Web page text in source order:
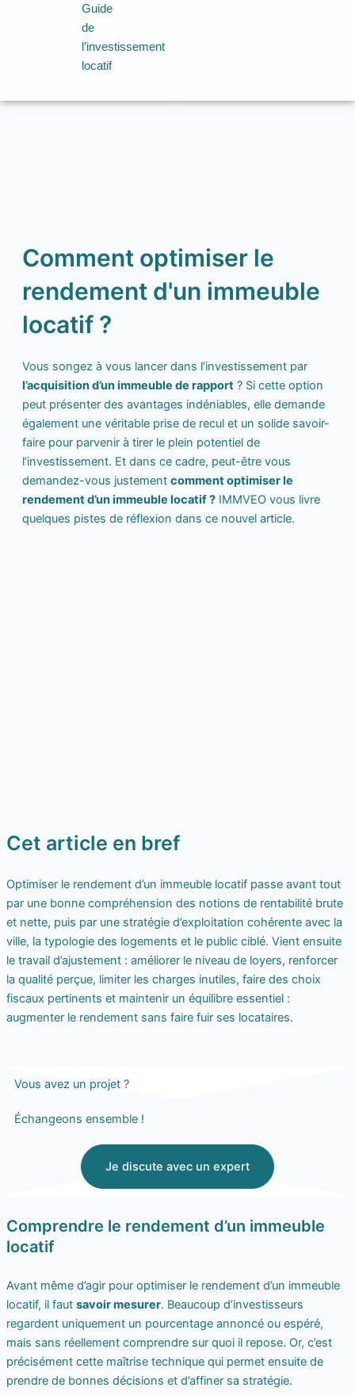
Guide
de
l’investissement
locatif
Comment optimiser le
rendement d'un immeuble
locatif ?
Vous songez à vous lancer dans l’investissement par
l’acquisition d’un immeuble de rapport? Si cette option
peut présenter des avantages indéniables, elle demande
également une véritable prise de recul et un solide savoir-
faire pour parvenir à tirer le plein potentiel de
l’investissement. Et dans ce cadre, peut-être vous
demandez-vous justement comment optimiser le
rendement d’un immeuble locatif ?IMMVEO vous livre
quelques pistes de réflexion dans ce nouvel article.
Cet article en bref
Optimiser le rendement d’un immeuble locatif passe avant tout
par une bonne compréhension des notions de rentabilité brute
et nette, puis par une stratégie d’exploitation cohérente avec la
ville, la typologie des logements et le public ciblé. Vient ensuite
le travail d’ajustement : améliorer le niveau de loyers, renforcer
la qualité perçue, limiter les charges inutiles, faire des choix
fiscaux pertinents et maintenir un équilibre essentiel :
augmenter le rendement sans faire fuir ses locataires.
Vous avez un projet ?
Échangeons ensemble !
Je discute avec un expert
Comprendre le rendement d’un immeuble
locatif
Avant même d’agir pour optimiser le rendement d’un immeuble
locatif, il faut savoir mesurer. Beaucoup d’investisseurs
regardent uniquement un pourcentage annoncé ou espéré,
mais sans réellement comprendre sur quoi il repose. Or, c’est
précisément cette maîtrise technique qui permet ensuite de
prendre de bonnes décisions et d’affiner sa stratégie.